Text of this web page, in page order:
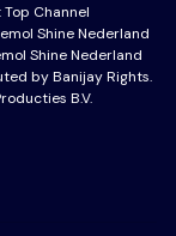
Top Channel
Shine Nederland
Shine Nederland
by Banijay Rights.
B.V.